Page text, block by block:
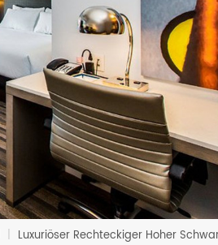
| Luxuriöser Rechteckiger Hoher